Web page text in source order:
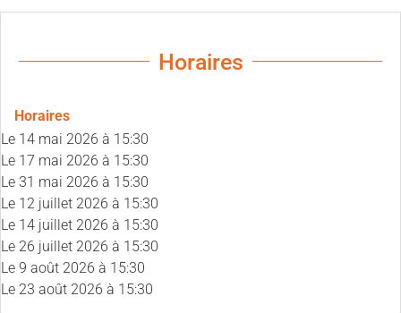
Horaires
Horaires
Le 14 mai 2026 à 15:30
Le 17 mai 2026 à 15:30
Le 31 mai 2026 à 15:30
Le 12 juillet 2026 à 15:30
Le 14 juillet 2026 à 15:30
Le 26 juillet 2026 à 15:30
Le 9 août 2026 à 15:30
Le 23 août 2026 à 15:30